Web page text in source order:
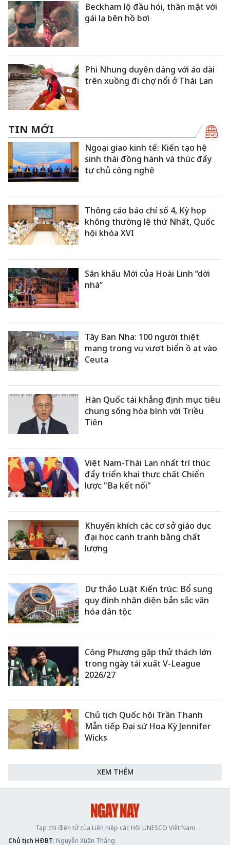
Beckham lộ đầu hói, thân mật với
gái lạ bên hồ bơi
Phi Nhung duyên dáng với áo dài
trên xuồng đi chợ nổi ở Thái Lan
TIN MỚI
Ngoại giao kinh tế: Kiến tạo hệ
sinh thái đồng hành và thúc đẩy
tự chủ công nghệ
Thông cáo báo chí số 4, Kỳ họp
không thường lệ thứ Nhất, Quốc
hội khóa XVI
Sân khấu Mới của Hoài Linh “dời
nhà”
Tây Ban Nha: 100 người thiệt
mạng trong vụ vượt biển ồ ạt vào
Ceuta
Hàn Quốc tái khẳng định mục tiêu
chung sống hòa bình với Triều
Tiên
Việt Nam-Thái Lan nhất trí thúc
đẩy triển khai thực chất Chiến
lược "Ba kết nối"
Khuyến khích các cơ sở giáo dục
đại học cạnh tranh bằng chất
lượng
Dự thảo Luật Kiến trúc: Bổ sung
quy định nhận diện bản sắc văn
hóa dân tộc
Công Phượng gặp thử thách lớn
trong ngày tái xuất V-League
2026/27
Chủ tịch Quốc hội Trần Thanh
Mẫn tiếp Đại sứ Hoa Kỳ Jennifer
Wicks
XEM THÊM
Tạp chí điện tử của Liên hiệp các Hội UNESCO Việt Nam
Chủ tịch HĐBT: Nguyễn Xuân Thắng